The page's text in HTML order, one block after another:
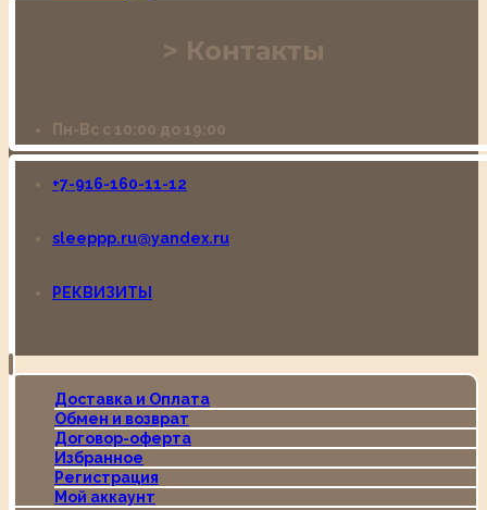
Контакты
Пн-Вс с 10:00 до 19:00
+7-916-160-11-12
sleeppp.ru@yandex.ru
РЕКВИЗИТЫ
Доставка и Оплата
Обмен и возврат
Договор-оферта
Избранное
Регистрация
Мой аккаунт